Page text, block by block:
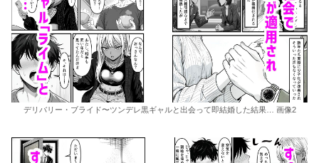
デリバリー・ブライド〜ツンデレ黒ギャルと出会って即結婚した結果… 画像2